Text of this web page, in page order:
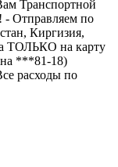
Транспортной
- Отправляем по
Киргизия,
ТОЛЬКО на карту
***81-18)
расходы по